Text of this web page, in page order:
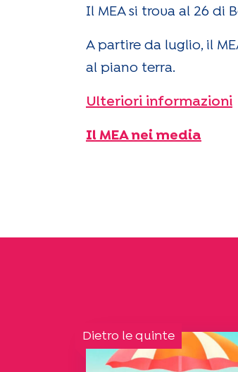
Il MEA si trova al 26 di
A partire da luglio, il
al piano terra.
Ulteriori informazioni
Il MEA nei media
Dietro le quinte